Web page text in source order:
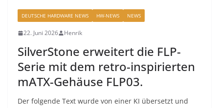
DEUTSCHE HARDWARE NEWS HW-NEWS NEWS
22. Juni 2026 Henrik
SilverStone erweitert die FLP-
Serie mit dem retro-inspirierten
mATX-Gehäuse FLP03.
Der folgende Text wurde von einer KI übersetzt und